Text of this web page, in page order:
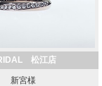
松江店
新宮様